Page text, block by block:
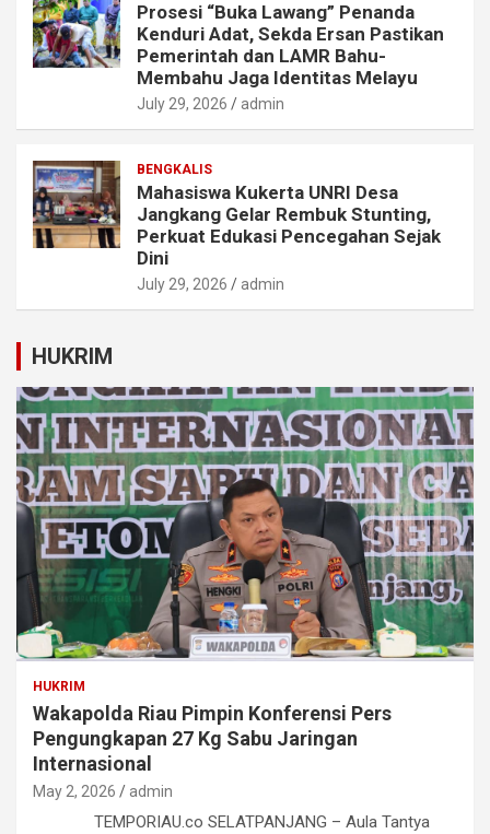
Prosesi “Buka Lawang” Penanda
Kenduri Adat, Sekda Ersan Pastikan
Pemerintah dan LAMR Bahu-
Membahu Jaga Identitas Melayu
July 29, 2026 admin
BENGKALIS
Mahasiswa Kukerta UNRI Desa
Jangkang Gelar Rembuk Stunting,
Perkuat Edukasi Pencegahan Sejak
Dini
July 29, 2026 admin
HUKRIM
HUKRIM
Wakapolda Riau Pimpin Konferensi Pers
Pengungkapan 27 Kg Sabu Jaringan
Internasional
May 2, 2026 admin
TEMPORIAU.co SELATPANJANG – Aula Tantya